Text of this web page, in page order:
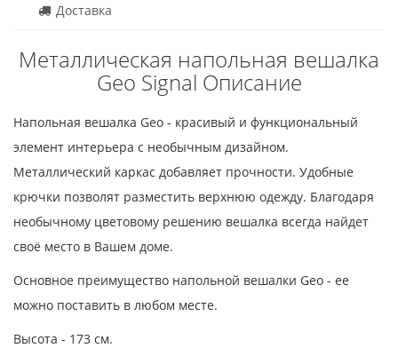
Доставка
Металлическая напольная вешалка
Geo Signal Описание
Напольная вешалка Geo - красивый и функциональный
элемент интерьера с необычным дизайном.
Металлический каркас добавляет прочности. Удобные
крючки позволят разместить верхнюю одежду. Благодаря
необычному цветовому решению вешалка всегда найдет
своё место в Вашем доме.
Основное преимущество напольной вешалки Geo - ее
можно поставить в любом месте.
Высота - 173 см.